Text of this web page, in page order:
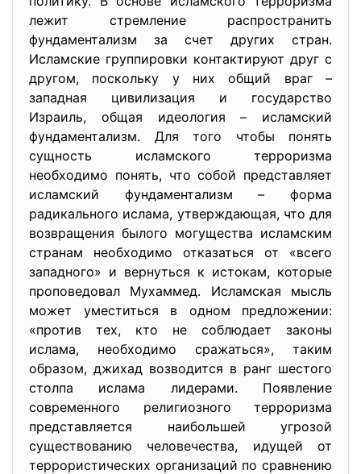
лежит стремление распространить
фундаментализм за счет других стран.
Исламские группировки контактируют друг с
другом, поскольку у них общий враг –
западная цивилизация и государство
Израиль, общая идеология – исламский
фундаментализм. Для того чтобы понять
сущность исламского терроризма
необходимо понять, что собой представляет
исламский фундаментализм – форма
радикального ислама, утверждающая, что для
возвращения былого могущества исламским
странам необходимо отказаться от «всего
западного» и вернуться к истокам, которые
проповедовал Мухаммед. Исламская мысль
может уместиться в одном предложении:
«против тех, кто не соблюдает законы
ислама, необходимо сражаться», таким
образом, джихад возводится в ранг шестого
столпа ислама лидерами. Появление
современного религиозного терроризма
представляется наибольшей угрозой
существованию человечества, идущей от
террористических организаций по сравнению